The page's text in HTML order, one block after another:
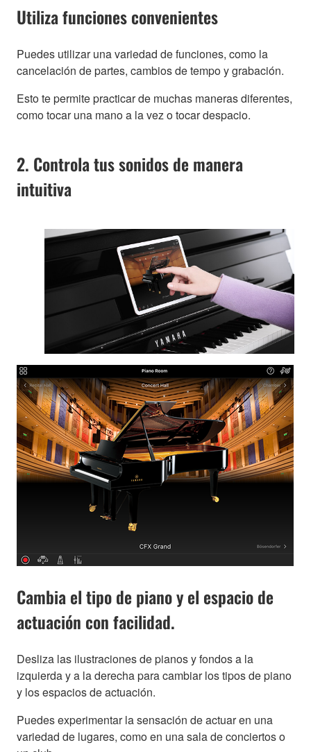
Utiliza funciones convenientes
Puedes utilizar una variedad de funciones, como la
cancelación de partes, cambios de tempo y grabación.
Esto te permite practicar de muchas maneras diferentes,
como tocar una mano a la vez o tocar despacio.
2. Controla tus sonidos de manera
intuitiva
Cambia el tipo de piano y el espacio de
actuación con facilidad.
Desliza las ilustraciones de pianos y fondos a la
izquierda y a la derecha para cambiar los tipos de piano
y los espacios de actuación.
Puedes experimentar la sensación de actuar en una
variedad de lugares, como en una sala de conciertos o